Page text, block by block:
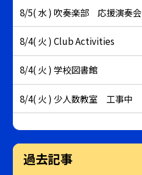
8/5( 水 ) 吹奏楽部 応援演奏会
8/4( 火 ) Club Activities
8/4( 火 ) 学校図書館
8/4( 火 ) 少人数教室 工事中
過去記事